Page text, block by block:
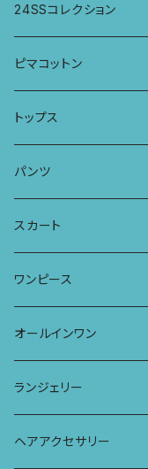
ワンピース
スカート
パーカー
パンツ
ワンピース
ワイドパンツ
ロングスリーブトップス
ロングスリーブワンピース
Tシャツ
パーカー
ワンピース
24SSコレクション
ピマコットン
Tシャツ
フレンチスリーブラウス
サーフパンツ
ドレス
ストール
トップス
タンクトップ・キャミソー
タンクトップ
キャミソール
ワイドTシャツ
チュニックTシャツ
七分袖トップス
ラグランスリーブトップス
パンツ
アラジンパンツ
ポケット付きアラジンパ
ワイドパンツ
ポケット付きワイドパンツ
レギンス
スカート
マキシスカート
ワンピース
ワンピース
オールインワン
スリップワンピース
オールインワン
ランジェリー
ブラ
ヘアアクセサリー